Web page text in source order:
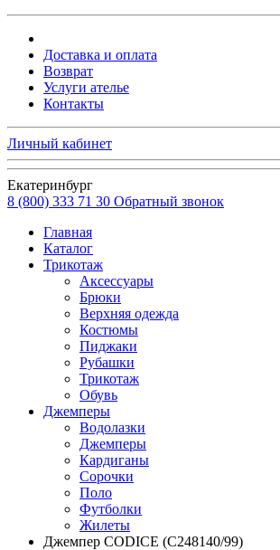
Доставка и оплата
Возврат
Услуги ателье
Контакты
Личный кабинет
Екатеринбург
8 (800) 333 71 30 Обратный звонок
Главная
Каталог
Трикотаж
Аксессуары
Брюки
Верхняя одежда
Костюмы
Пиджаки
Рубашки
Трикотаж
Обувь
Джемперы
Водолазки
Джемперы
Кардиганы
Сорочки
Поло
Футболки
Жилеты
Джемпер CODICE (C248140/99)